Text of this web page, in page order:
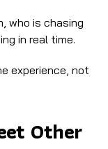
who is chasing
in real time.
experience, not
Other